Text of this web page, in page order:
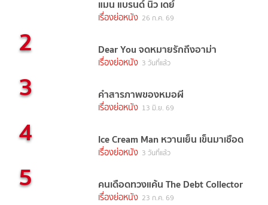
แมน แบรนด์ นิว เดย์
เรื่องย่อหนัง 26 ก.ค. 69
2 Dear You จดหมายรักถึงอาม่า
เรื่องย่อหนัง 3 วันที่แล้ว
3 คำสารภาพของหมอผี
เรื่องย่อหนัง 13 มิ.ย. 69
4 Ice Cream Man หวานเย็น เข็นมาเชือด
เรื่องย่อหนัง 3 วันที่แล้ว
5 คนเดือดทวงแค้น The Debt Collector
เรื่องย่อหนัง 23 ก.ค. 69